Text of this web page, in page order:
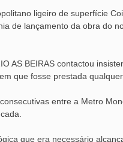
ligeiro de superfície
de lançamento da obra do
AS BEIRAS contactou
que fosse prestada
entre a Metro
que era necessário